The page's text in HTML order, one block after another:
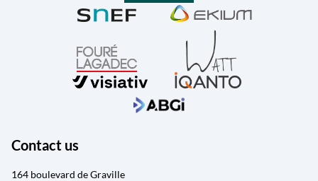
Contact us
164 boulevard de Graville